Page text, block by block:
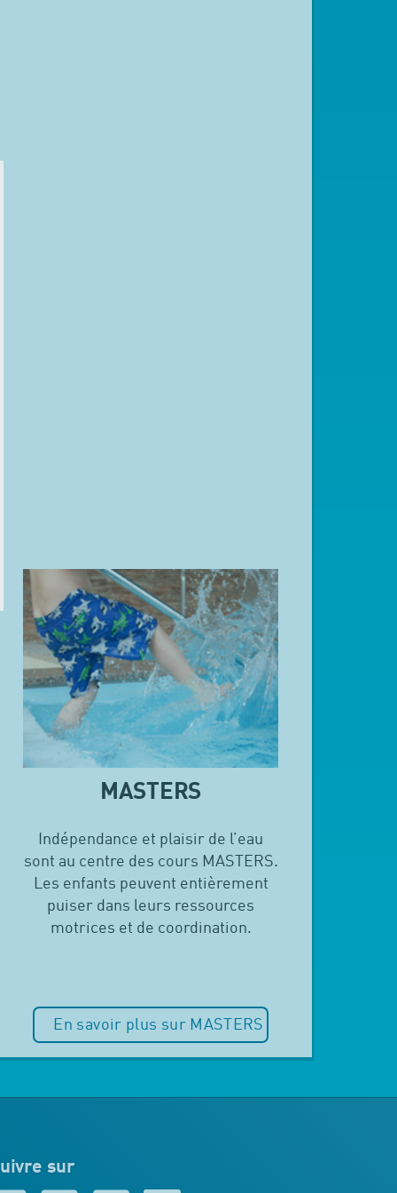
MASTERS
Indépendance et plaisir de l’eau
sont au centre des cours MASTERS.
Les enfants peuvent entièrement
puiser dans leurs ressources
motrices et de coordination.
En savoir plus sur MASTERS
sur